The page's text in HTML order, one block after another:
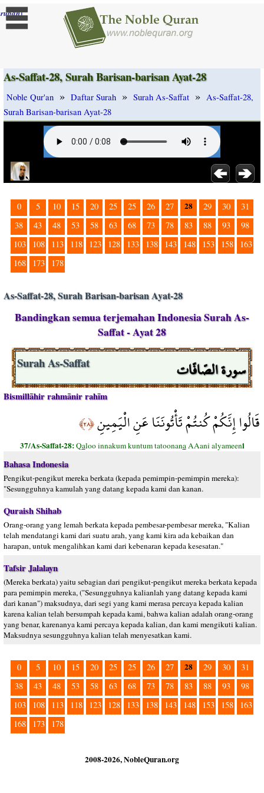
]
As-Saffat-28, Surah Barisan-barisan Ayat-28
Noble Qur'an » Daftar Surah » Surah As-Saffat » As-Saffat-28,
Surah Barisan-barisan Ayat-28
0 5 10 15 20 25 25 26 27 28 29 30
31
38
43 48 53 58 63 68 73 78 83 88 93
98
103
108 113 118 123 128 133 138 143 148 153 158
163
168
173 178
As-Saffat-28, Surah Barisan-barisan Ayat-28
Bandingkan semua terjemahan Indonesia Surah As-
Saffat - Ayat 28
سورة الصّافّات Surah As-Saffat
Bismillāhir rahmānir rahīm
قَالُوا إِنَّكُمْ كُنتُمْ تَأْتُونَنَا عَنِ الْيَمِينِ﴿٢٨﴾
37/As-Saffat-28:Qaloo innakum kuntum tatoonanaAAani alyameeni
Bahasa Indonesia
Pengikut-pengikut mereka berkata (kepada pemimpin-pemimpin mereka):
"Sesungguhnya kamulah yang datang kepada kami dan kanan.
Quraish Shihab
Orang-orang yang lemah berkata kepada pembesar-pembesar mereka, "Kalian
telah mendatangi kami dari suatu arah, yang kami kira ada kebaikan dan
harapan, untuk mengalihkan kami dari kebenaran kepada kesesatan."
Tafsir Jalalayn
(Mereka berkata) yaitu sebagian dari pengikut-pengikut mereka berkata kepada
para pemimpin mereka, ("Sesungguhnya kalianlah yang datang kepada kami
dari kanan") maksudnya, dari segi yang kami merasa percaya kepada kalian
karena kalian telah bersumpah kepada kami, bahwa kalian adalah orang-orang
yang benar, karenanya kami percaya kepada kalian, dan kami mengikuti kalian.
Maksudnya sesungguhnya kalian telah menyesatkan kami.
0 5 10 15 20 25 25 26 27 28 29 30
31
38
43 48 53 58 63 68 73 78 83 88 93
98
103
108 113 118 123 128 133 138 143 148 153 158
163
168
173 178
2008-2026, NobleQuran.org